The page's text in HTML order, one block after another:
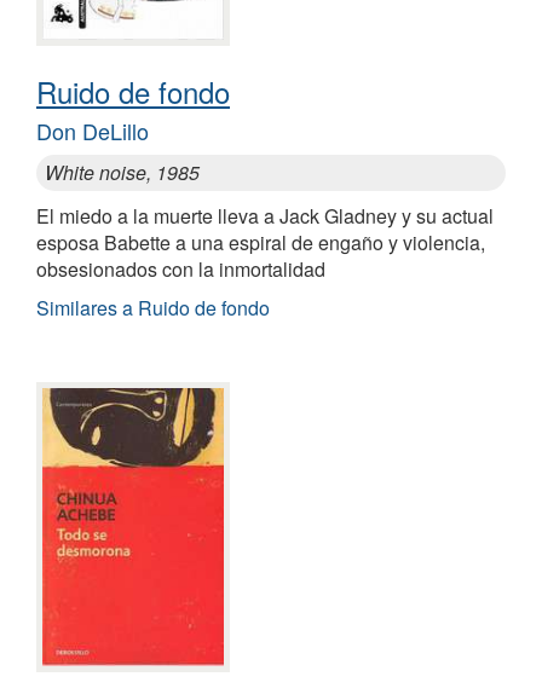
Ruido de fondo
Don DeLillo
White noise, 1985
El miedo a la muerte lleva a Jack Gladney y su actual
esposa Babette a una espiral de engaño y violencia,
obsesionados con la inmortalidad
Similares a Ruido de fondo